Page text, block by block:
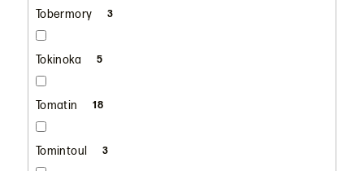
Tobermory 3
Tokinoka 5
Tomatin 18
Tomintoul 3